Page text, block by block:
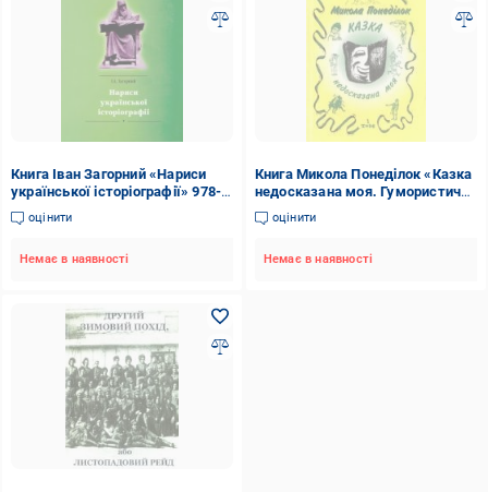
Книга Іван Загорний «Нариси
української історіографії» 978-
966-355-053-4
оцінити
Немає в наявності
Книга Микола Понеділок «Казка
недосказана моя. Гумористичні
образки та новели. Том 1» 966-
7018-72-5
оцінити
Немає в наявності